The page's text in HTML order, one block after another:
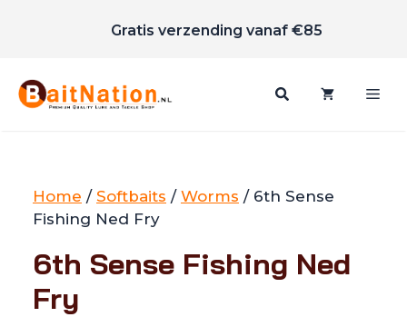
inhoud
Gratis verzending vanaf €85
Home / Softbaits / Worms / 6th Sense
Fishing Ned Fry
6th Sense Fishing Ned
Fry